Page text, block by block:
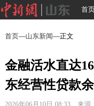
首页
首页—山东新闻—正文
金融活水直达
东经营性贷款
2026年06月10日 08:33 来源